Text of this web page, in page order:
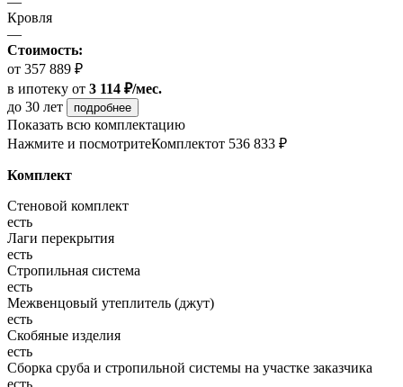
Кровля
—
Стоимость:
от 357 889 ₽
в ипотеку от 3 114 ₽/мес.
до 30 лет
подробнее
Показать всю комплектацию
Нажмите и посмотритеКомплектот 536 833 ₽
Комплект
Стеновой комплект
есть
Лаги перекрытия
есть
Стропильная система
есть
Межвенцовый утеплитель (джут)
есть
Скобяные изделия
есть
Сборка сруба и стропильной системы на участке заказчика
есть